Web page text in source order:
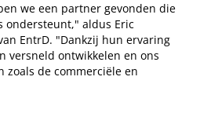
we een partner gevonden die
ondersteunt," aldus Eric
EntrD. "Dankzij hun ervaring
versneld ontwikkelen en ons
zoals de commerciële en